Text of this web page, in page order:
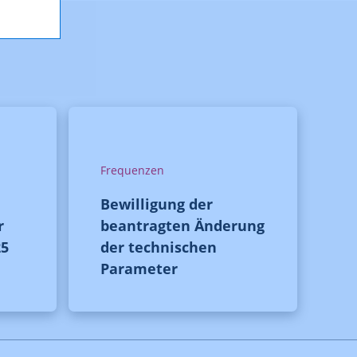
Frequenzen
Bewilligung der
beantragten Änderung
der technischen
Parameter